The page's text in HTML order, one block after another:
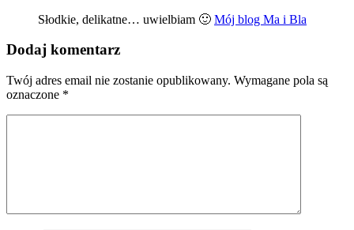
Słodkie, delikatne… uwielbiam 🙂 Mój blog Ma i Bla
Dodaj komentarz
Twój adres email nie zostanie opublikowany. Wymagane pola są
oznaczone *